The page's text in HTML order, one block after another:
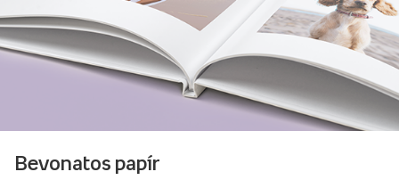
Bevonatos papír